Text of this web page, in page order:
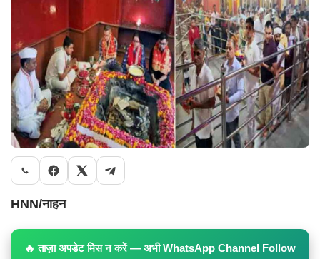
HNN/नाहन
🔥 ताज़ा अपडेट मिस न करें — अभी WhatsApp Channel Follow